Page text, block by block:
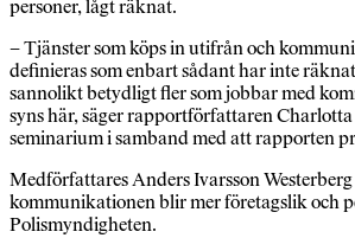
personer, lågt räknat.
– Tjänster som köps in utifrån och
definieras som enbart sådant har inte
sannolikt betydligt fler som jobbar med
syns här, säger rapportförfattaren
seminarium i samband med att rapporten
Medförfattares Anders Ivarsson
kommunikationen blir mer företagslik och
Polismyndigheten.